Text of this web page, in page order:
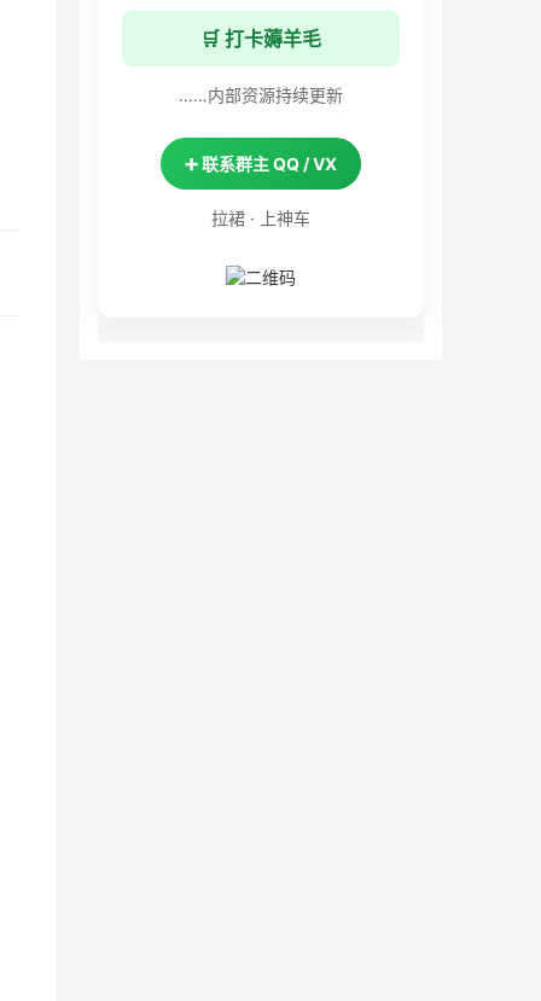
🛒 打卡薅羊毛
……内部资源持续更新
➕ 联系群主 QQ / VX
拉裙 · 上神车